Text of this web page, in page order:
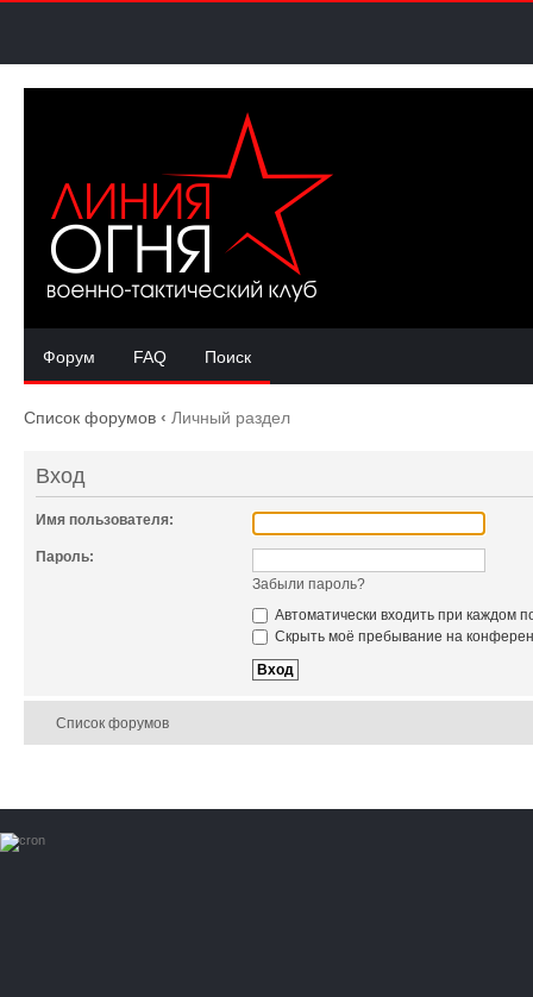
Форум FAQ Поиск
Список форумов ‹ Личный раздел
Вход
Имя пользователя:
Пароль:
Забыли пароль?
Автоматически входить при каждом
Скрыть моё пребывание на
Список форумов